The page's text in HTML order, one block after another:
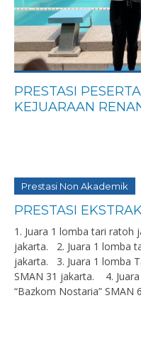
PRESTASI
KEJUARAAN
Prestasi Non Akademik
PRESTASI
1. Juara 1 lomba tari ratoh
jakarta. 2. Juara 1 lomba
jakarta. 3. Juara 1 lomba
SMAN 31 jakarta. 4.
“Bazkom Nostaria”